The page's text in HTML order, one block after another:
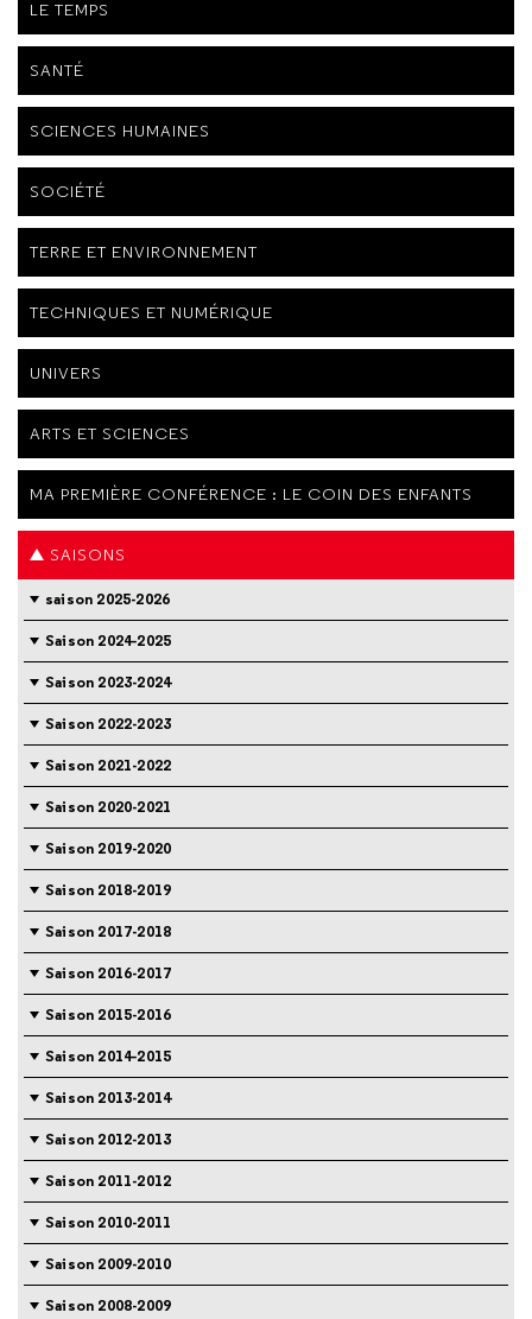
LE TEMPS
SANTÉ
SCIENCES HUMAINES
SOCIÉTÉ
TERRE ET ENVIRONNEMENT
TECHNIQUES ET NUMÉRIQUE
UNIVERS
ARTS ET SCIENCES
MA PREMIÈRE CONFÉRENCE : LE COIN DES ENFANTS
SAISONS
saison 2025-2026
Saison 2024-2025
Saison 2023-2024
Saison 2022-2023
Saison 2021-2022
Saison 2020-2021
Saison 2019-2020
Saison 2018-2019
Saison 2017-2018
Saison 2016-2017
Saison 2015-2016
Saison 2014-2015
Saison 2013-2014
Saison 2012-2013
Saison 2011-2012
Saison 2010-2011
Saison 2009-2010
Saison 2008-2009